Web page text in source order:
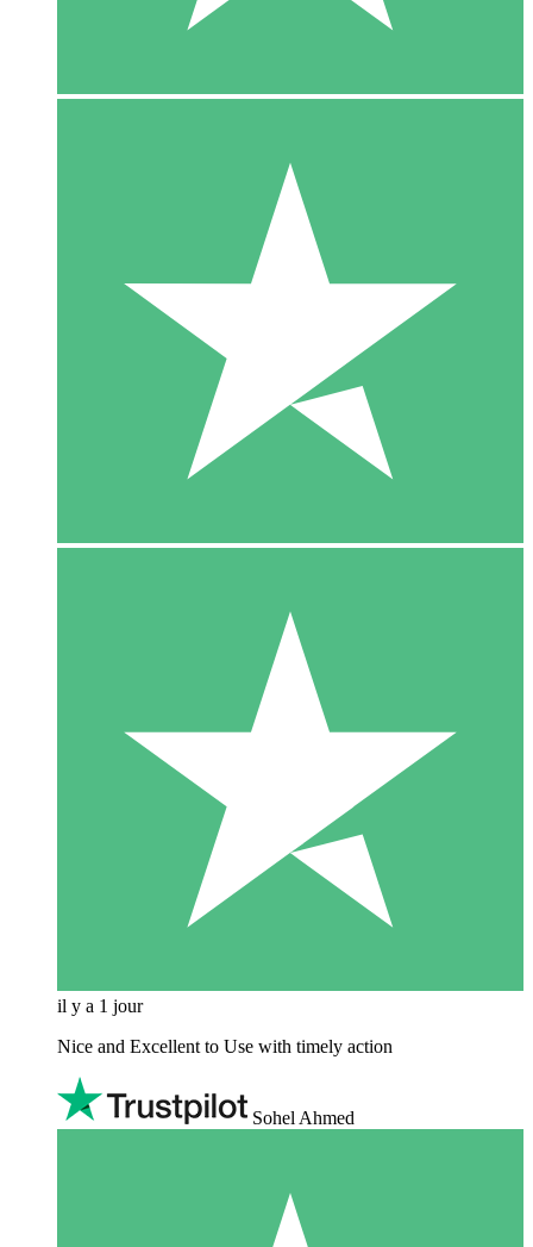
il y a 1 jour
Nice and Excellent to Use with timely action
Sohel Ahmed